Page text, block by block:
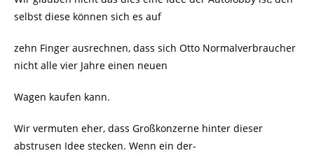
selbst diese können sich es auf
zehn Finger ausrechnen, dass sich Otto Normalverbraucher
nicht alle vier Jahre einen neuen
Wagen kaufen kann.
Wir vermuten eher, dass Großkonzerne hinter dieser
abstrusen Idee stecken. Wenn ein der-